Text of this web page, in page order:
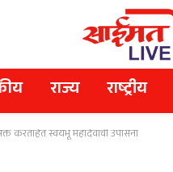
राज्य राष्ट्रीय
करताहेत स्वयंभू महादेवाची उपासना